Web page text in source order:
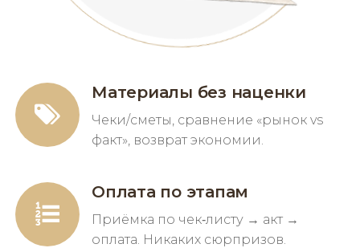
Материалы без наценки
Чеки/сметы, сравнение «рынок vs
факт», возврат экономии.
Оплата по этапам
Приёмка по чек‑листу → акт →
оплата. Никаких сюрпризов.